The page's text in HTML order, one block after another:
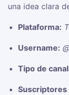
una idea clara
Plataforma:
Username:
Tipo de
Suscriptores